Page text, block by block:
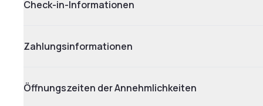
Check-in-Informationen
Zahlungsinformationen
Öffnungszeiten der Annehmlichkeiten